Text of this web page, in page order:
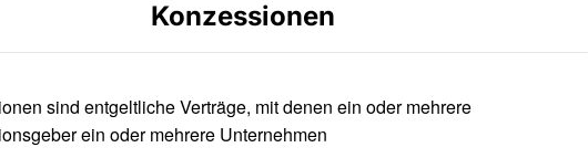
Konzessionen
sind entgeltliche Verträge, mit denen ein oder mehrere
ein oder mehrere Unternehmen